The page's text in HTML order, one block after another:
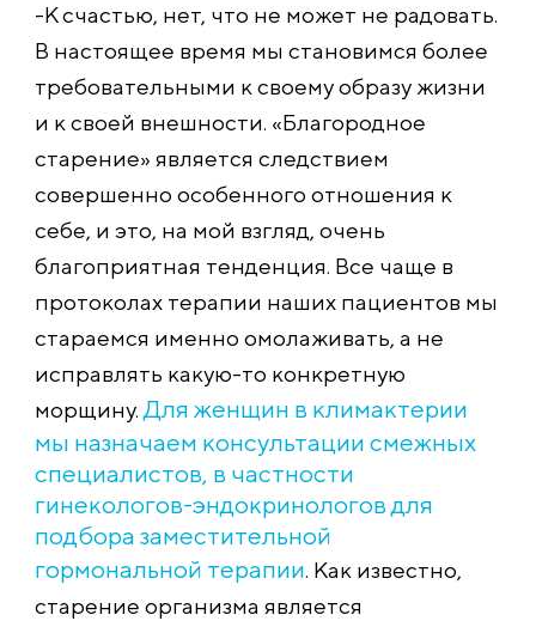
-К счастью, нет, что не может не радовать.
В настоящее время мы становимся более
требовательными к своему образу жизни
и к своей внешности. «Благородное
старение» является следствием
совершенно особенного отношения к
себе, и это, на мой взгляд, очень
благоприятная тенденция. Все чаще в
протоколах терапии наших пациентов мы
стараемся именно омолаживать, а не
исправлять какую-то конкретную
морщину.Для женщин в климактерии
мы назначаем консультации смежных
специалистов, в частности
гинекологов-эндокринологов для
подбора заместительной
гормональной терапии. Как известно,
старение организма является